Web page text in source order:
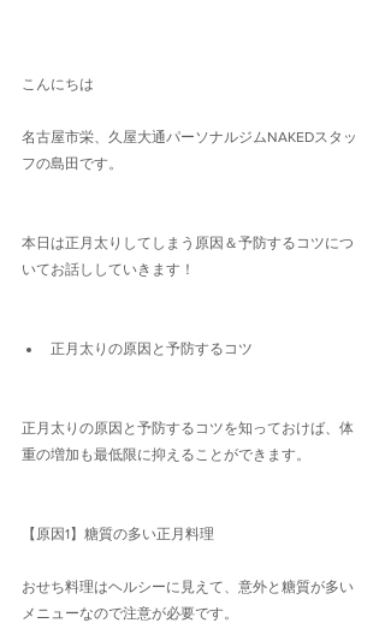
こんにちは
名古屋市栄、久屋大通パーソナルジムNAKEDスタッ
フの島田です。
本日は正月太りしてしまう原因＆予防するコツにつ
いてお話ししていきます！
正月太りの原因と予防するコツ
正月太りの原因と予防するコツを知っておけば、体
重の増加も最低限に抑えることができます。
【原因1】糖質の多い正月料理
おせち料理はヘルシーに見えて、意外と糖質が多い
メニューなので注意が必要です。